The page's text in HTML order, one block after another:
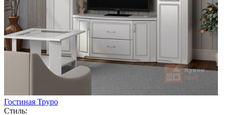
Гостиная Труро
Стиль: